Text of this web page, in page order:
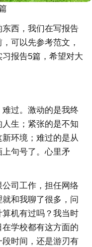
西，我们在写报告
可以先参考范文，
报告5篇，希望对大
过。激动的是我终
生；紧张的是不知
环境；难过的是从
句号了。心里矛
司工作，担任网络
和我聊了很多，问
机有过吗？我当时
学校都有这方面的
时间，还是游刃有